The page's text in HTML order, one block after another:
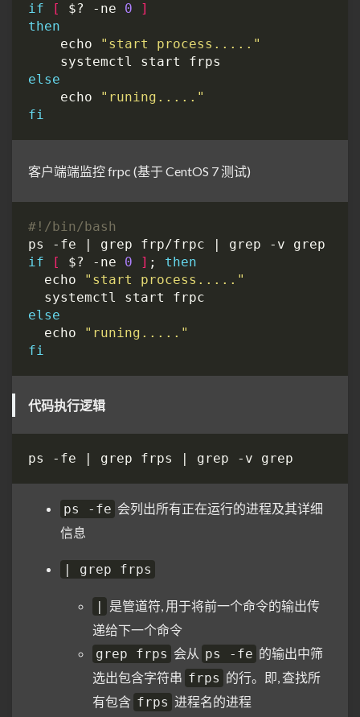
if [ $? -ne 0
]
then
    echo
"start process....."
else
    echo
"runing....."
fi
客户端端监控 frpc (基于 CentOS 7 测试)
if
[ $? -ne 0 ] ; then
  echo
"start process....."
else
  echo
"runing....."
fi
代码执行逻辑
ps -fe 会列出所有正在运行的进程及其详细
信息
| grep frps
|
是管道符, 用于将前一个命令的输出传
递给下一个命令
grep frps 会从 ps -fe 的输出中筛
选出包含字符串 frps 的行。即, 查找所
有包含 frps 进程名的进程